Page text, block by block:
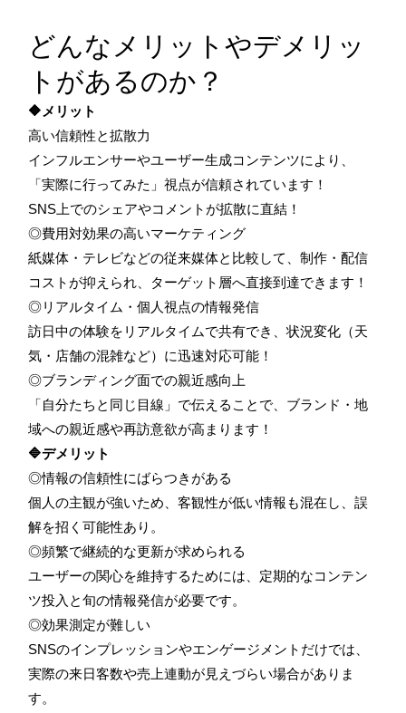
どんなメリットやデメリッ
トがあるのか？
🔶メリット
高い信頼性と拡散力
インフルエンサーやユーザー生成コンテンツにより、
「実際に行ってみた」視点が信頼されています！
SNS上でのシェアやコメントが拡散に直結！
◎費用対効果の高いマーケティング
紙媒体・テレビなどの従来媒体と比較して、制作・配信
コストが抑えられ、ターゲット層へ直接到達できます！
◎リアルタイム・個人視点の情報発信
訪日中の体験をリアルタイムで共有でき、状況変化（天
気・店舗の混雑など）に迅速対応可能！
◎ブランディング面での親近感向上
「自分たちと同じ目線」で伝えることで、ブランド・地
域への親近感や再訪意欲が高まります！
🔷デメリット
◎情報の信頼性にばらつきがある
個人の主観が強いため、客観性が低い情報も混在し、誤
解を招く可能性あり。
◎頻繁で継続的な更新が求められる
ユーザーの関心を維持するためには、定期的なコンテン
ツ投入と旬の情報発信が必要です。
◎効果測定が難しい
SNSのインプレッションやエンゲージメントだけでは、
実際の来日客数や売上連動が見えづらい場合がありま
す。